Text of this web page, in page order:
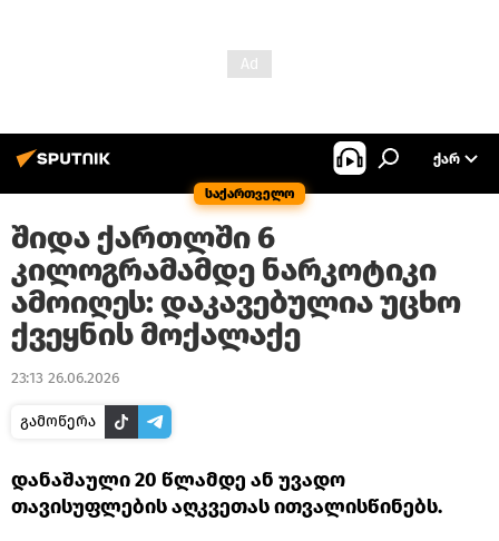
საქართველო
ᲥᲐᲠ
შიდა ქართლში 6
კილოგრამამდე ნარკოტიკი
ამოიღეს: დაკავებულია უცხო
ქვეყნის მოქალაქე
23:13 26.06.2026
გამოწერა
დანაშაული 20 წლამდე ან უვადო
თავისუფლების აღკვეთას ითვალისწინებს.